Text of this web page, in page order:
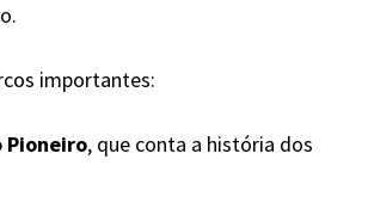
importantes:
Pioneiro, que conta a história dos